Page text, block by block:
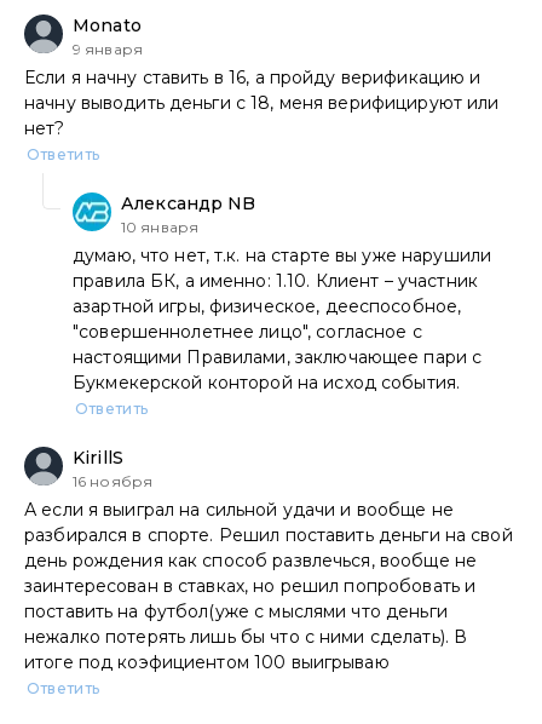
Monato
9 января
Если я начну ставить в 16, а пройду верификацию и
начну выводить деньги с 18, меня верифицируют или
нет?
Ответить
Александр NB
10 января
думаю, что нет, т.к. на старте вы уже нарушили
правила БК, а именно: 1.10. Клиент – участник
азартной игры, физическое, дееспособное,
"совершеннолетнее лицо", согласное с
настоящими Правилами, заключающее пари с
Букмекерской конторой на исход события.
Ответить
KirillS
16 ноября
А если я выиграл на сильной удачи и вообще не
разбирался в спорте. Решил поставить деньги на свой
день рождения как способ развлечься, вообще не
заинтересован в ставках, но решил попробовать и
поставить на футбол(уже с мыслями что деньги
нежалко потерять лишь бы что с ними сделать). В
итоге под коэфициентом 100 выигрываю
Ответить